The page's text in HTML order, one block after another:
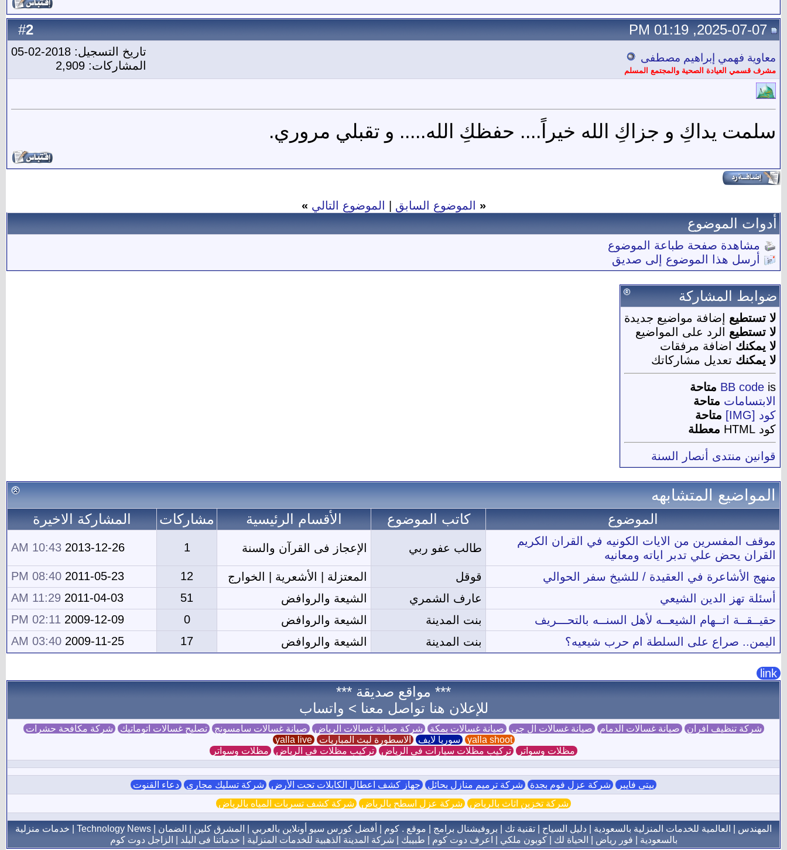
#
2 2025-07-07, 01:19 PM
معاوية فهمي إبراهيم مصطفى
مشرف قسمي العيادة الصحية والمجتمع المسلم
تاريخ التسجيل: 2018-02-05
المشاركات: 2,909
سلمت يداكِ و جزاكِ الله خيراً.... حفظكِ الله..... و تقبلي مروري.
« الموضوع السابق الموضوع التالي »
أدوات الموضوع
مشاهدة صفحة طباعة الموضوع
أرسل هذا الموضوع إلى صديق
ضوابط المشاركة
لا تستطيع إضافة مواضيع جديدة
لا تستطيع الرد على المواضيع
لا يمكنك اضافة مرفقات
لا يمكنك تعديل مشاركاتك
BB code is
متاحة
الابتسامات متاحة
كود [IMG]
متاحة
كود HTML
معطلة
قوانين منتدى أنصار السنة
المواضيع المتشابهه
الموضوع كاتب الموضوع الأقسام الرئيسية مشاركات المشاركة الاخيرة
موقف المفسرين من الايات الكونيه في القران الكريم
القران يحض علي تدبر اياته ومعانيه
طالب عفو ربي الإعجاز فى القرآن والسنة 1
2013-12-26
10:43 AM
منهج الأشاعرة في العقيدة / للشيخ سفر الحوالي قوقل المعتزلة | الأشعرية | الخوارج 12
2011-05-23
08:40 PM
أسئلة تهز الدين الشيعي
عارف الشمري الشيعة والروافض 51
2011-04-03
11:29 AM
حقيــقــة اتــهام الشيعــه لأهل السنــه بالتحـــريف
بنت المدينة الشيعة والروافض 0
2009-12-09
02:11 PM
اليمن.. صراع على السلطة ام حرب شيعيه؟
بنت المدينة الشيعة والروافض 17
2009-11-25
03:40 AM
link
*** مواقع صديقة ***
للإعلان هنا تواصل معنا > واتساب
شركة تنظيف افران صيانة غسالات الدمام صيانة غسالات ال جي صيانة غسالات بمكة شركة صيانة غسالات الرياض صيانة غسالات سامسونج تصليح غسالات اتوماتيك شركة مكافحة حشرات
yalla shoot
سوريا لايف الاسطورة لبث المباريات yalla live
مظلات وسواتر تركيب مظلات سيارات في الرياض تركيب مظلات في الرياض مظلات وسواتر
بيتي فايبر شركة عزل فوم بجدة شركة ترميم منازل بحائل جهاز كشف اعطال الكابلات تحت الأرض شركة تسليك مجاري دعاء القنوت
شركة تخزين اثاث بالرياض شركة عزل اسطح بالرياض شركة كشف تسربات المياه بالرياض
المهندس العالمية للخدمات المنزلية بالسعودية دليل السياح تقنية تك بروفيشنال برامج موقع . كوم أفضل كورس سيو أونلاين بالعربي المشرق كلين الضمان Technology News
خدمات منزلية
بالسعودية
فور رياض الحياة لك |كوبون ملكي اعرف دوت كوم طبيبك شركة المدينة الذهبية للخدمات المنزلية خدماتنا فى البلد الزاجل دوت كوم